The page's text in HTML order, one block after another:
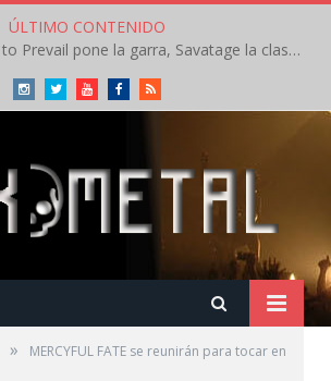
ÚLTIMO CONTENIDO
Crónica: Slaugther to Prevail pone la garra, Savatage la clase en la apertura del Leyendas del Rock – Miércoles – Agosto 2026
InstagramTwitterYoutubeFacebookRSS
»
MERCYFUL FATE se reunirán para tocar en